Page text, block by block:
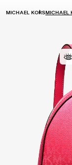
MICHAEL KORSMICHAEL